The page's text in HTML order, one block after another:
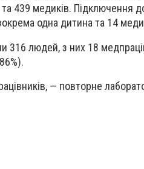
та 439 медиків. Підключення
одна дитина та 14
316 людей, з них 18
— повторне